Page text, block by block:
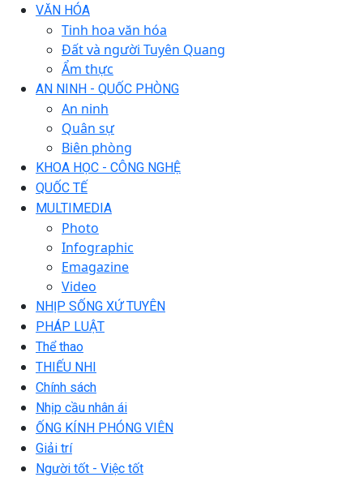
VĂN HÓA
Tinh hoa văn hóa
Đất và người Tuyên Quang
Ẩm thực
AN NINH - QUỐC PHÒNG
An ninh
Quân sự
Biên phòng
KHOA HỌC - CÔNG NGHỆ
QUỐC TẾ
MULTIMEDIA
Photo
Infographic
Emagazine
Video
NHỊP SỐNG XỨ TUYÊN
PHÁP LUẬT
Thể thao
THIẾU NHI
Chính sách
Nhịp cầu nhân ái
ỐNG KÍNH PHÓNG VIÊN
Giải trí
Người tốt - Việc tốt